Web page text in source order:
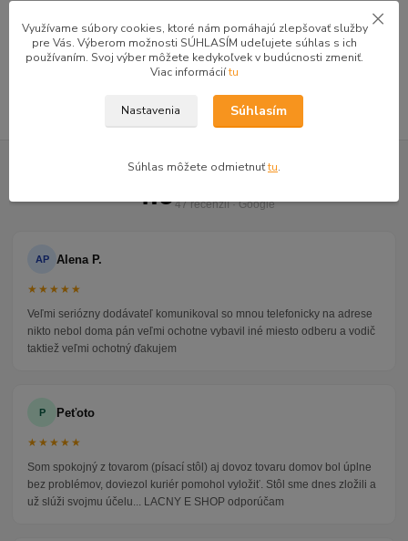
Písacie a pc stoly
REA OFFICE , REA PLAY
4.947 recenzií · Google
AP Alena P.
★★★★★
Veľmi seriózny dodávateľ komunikoval so mnou telefonicky na adrese
nikto nebol doma pán veľmi ochotne vybavil iné miesto odberu a vodič
taktiež veľmi ochotný ďakujem
P Peťoto
★★★★★
Som spokojný z tovarom (písací stôl) aj dovoz tovaru domov bol úplne
bez problémov, doviezol kuriér pomohol vyložiť. Stôl sme dnes zložili a
už slúži svojmu účelu... LACNY E SHOP odporúčam
Využívame súbory cookies, ktoré nám pomáhajú zlepšovať služby
pre Vás. Výberom možnosti SÚHLASÍM udeľujete súhlas s ich
používaním. Svoj výber môžete kedykoľvek v budúcnosti zmeniť.
Viac informáciítu
Nastavenia Súhlasím
Súhlas môžete odmietnuťtu.